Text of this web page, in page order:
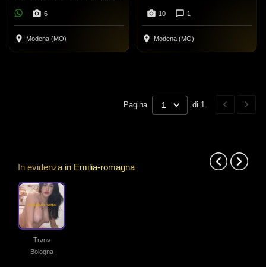
6
Modena (MO)
10 1
Modena (MO)
Pagina 1 di 1
In evidenza in Emilia-romagna
Trans
Bologna
Precedente